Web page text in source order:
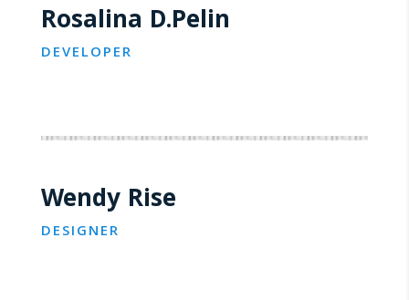
Rosalina D.Pelin
DEVELOPER
Wendy Rise
DESIGNER